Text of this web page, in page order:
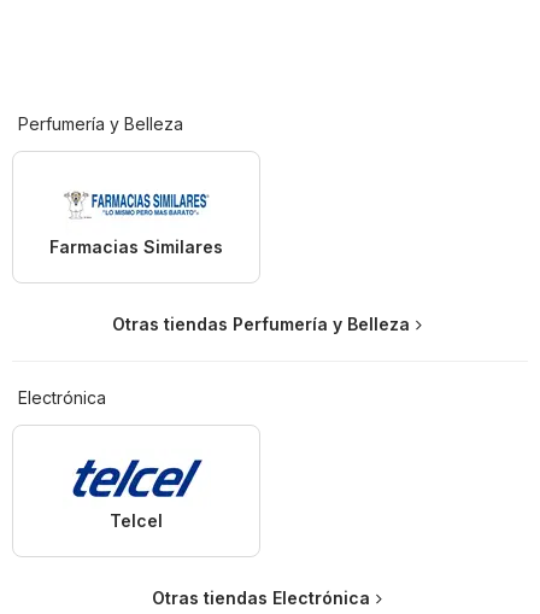
Perfumería y Belleza
Farmacias Similares
Otras tiendas Perfumería y Belleza
Electrónica
Telcel
Otras tiendas Electrónica